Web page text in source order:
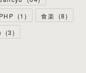
PHP (1 ) 食楽 (8)
(3)